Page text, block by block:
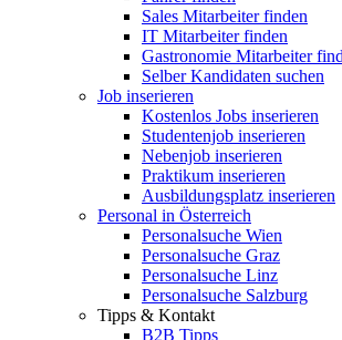
Sales Mitarbeiter finden
IT Mitarbeiter finden
Gastronomie Mitarbeiter
Selber Kandidaten suchen
Job inserieren
Kostenlos Jobs inserieren
Studentenjob inserieren
Nebenjob inserieren
Praktikum inserieren
Ausbildungsplatz inserieren
Personal in Österreich
Personalsuche Wien
Personalsuche Graz
Personalsuche Linz
Personalsuche Salzburg
Tipps & Kontakt
B2B Tipps